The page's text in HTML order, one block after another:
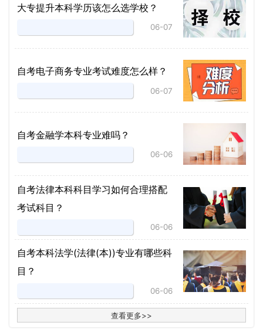
大专提升本科学历该怎么选学校？
06-07
自考电子商务专业考试难度怎么样？
06-07
自考金融学本科专业难吗？
06-06
自考法律本科科目学习如何合理搭配
考试科目？
06-06
​自考本科法学(法律(本))专业有哪些科
目？
06-06
查看更多>>